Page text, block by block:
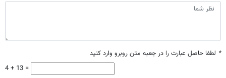
* لطفا حاصل عبارت را در جعبه متن روبرو وارد کنید
4 + 13 =